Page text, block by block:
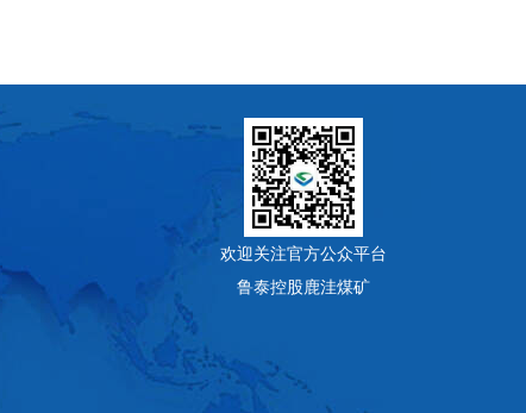
欢迎关注官方公众平台
鲁泰控股鹿洼煤矿